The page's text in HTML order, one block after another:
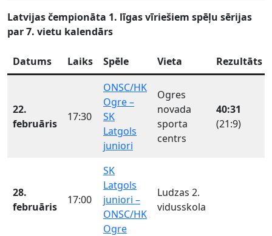
Latvijas čempionāta 1. līgas vīriešiem spēļu sērijas
par 7. vietu kalendārs
Datums Laiks Spēle Vieta Rezultāts
22.
februāris
17:30
ONSC/HK
Ogre –
SK
Latgols
juniori
Ogres
novada
sporta
centrs
40:31
(21:9)
28.
februāris
17:00
SK
Latgols
juniori –
ONSC/HK
Ogre
Ludzas 2.
vidusskola